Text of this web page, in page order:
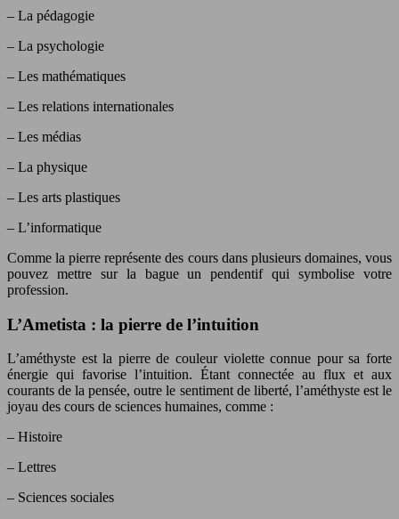
– La pédagogie
– La psychologie
– Les mathématiques
– Les relations internationales
– Les médias
– La physique
– Les arts plastiques
– L’informatique
Comme la pierre représente des cours dans plusieurs domaines, vous
pouvez mettre sur la bague un pendentif qui symbolise votre
profession.
L’Ametista : la pierre de l’intuition
L’améthyste est la pierre de couleur violette connue pour sa forte
énergie qui favorise l’intuition. Étant connectée au flux et aux
courants de la pensée, outre le sentiment de liberté, l’améthyste est le
joyau des cours de sciences humaines, comme :
– Histoire
– Lettres
– Sciences sociales